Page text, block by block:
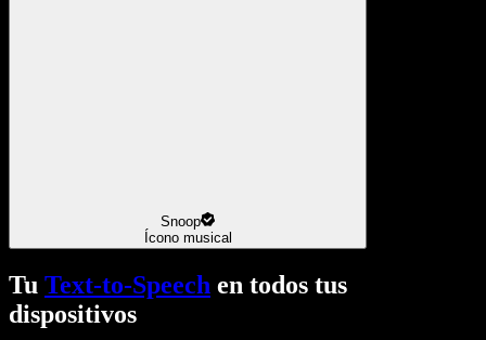
Snoop
Ícono musical
Tu Text-to-Speech en todos tus
dispositivos